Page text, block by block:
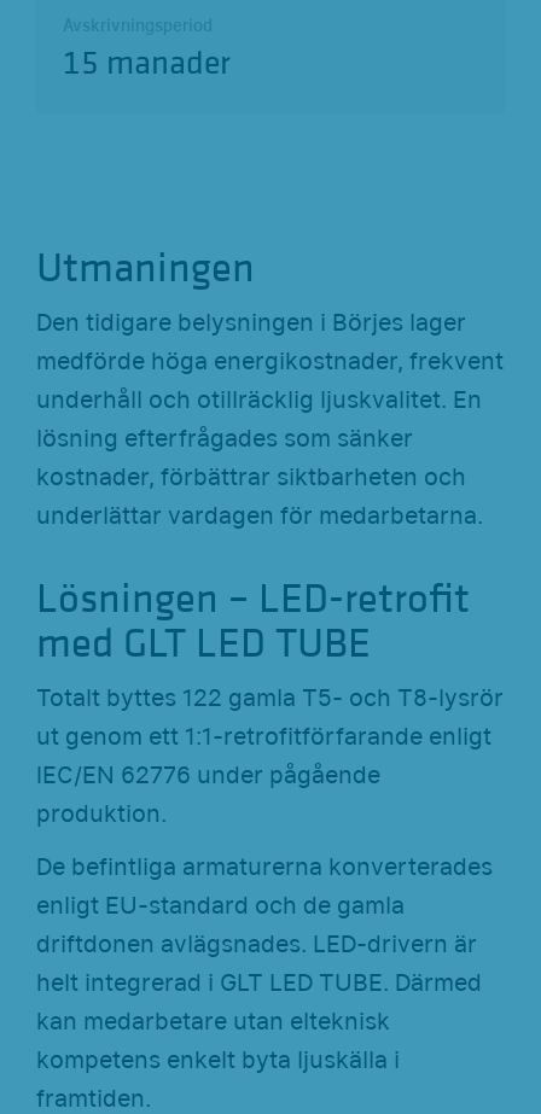
15 manader
Utmaningen
Den tidigare belysningen i Börjes lager
medförde höga energikostnader, frekvent
underhåll och otillräcklig ljuskvalitet. En
lösning efterfrågades som sänker
kostnader, förbättrar siktbarheten och
underlättar vardagen för medarbetarna.
Lösningen – LED-retrofit
med GLT LED TUBE
Totalt byttes 122 gamla T5- och T8-lysrör
ut genom ett 1:1-retrofitförfarande enligt
IEC/EN 62776 under pågående
produktion.
De befintliga armaturerna konverterades
enligt EU-standard och de gamla
driftdonen avlägsnades. LED-drivern är
helt integrerad i GLT LED TUBE. Därmed
kan medarbetare utan elteknisk
kompetens enkelt byta ljuskälla i
framtiden.